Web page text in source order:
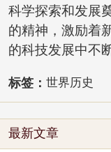
科学探索和发展
的精神，激励着
的科技发展中不
标签： 世界历史
最新文章